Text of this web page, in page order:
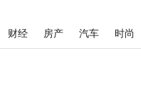
财经 房产 汽车 时尚